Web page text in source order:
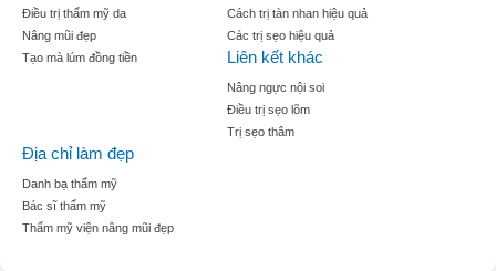
Điều trị thẩm mỹ da
Nâng mũi đẹp
Tạo mà lúm đồng tiền
Cách trị tàn nhan hiệu quả
Các trị sẹo hiệu quả
Liên kết khác
Nâng ngực nội soi
Điều trị sẹo lõm
Trị sẹo thâm
Địa chỉ làm đẹp
Danh bạ thẩm mỹ
Bác sĩ thẩm mỹ
Thẩm mỹ viện nâng mũi đẹp